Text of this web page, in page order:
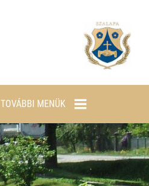
TOVÁBBI MENÜK
E-ÜGYINTÉZÉS
ELÉRHETŐSÉGEK